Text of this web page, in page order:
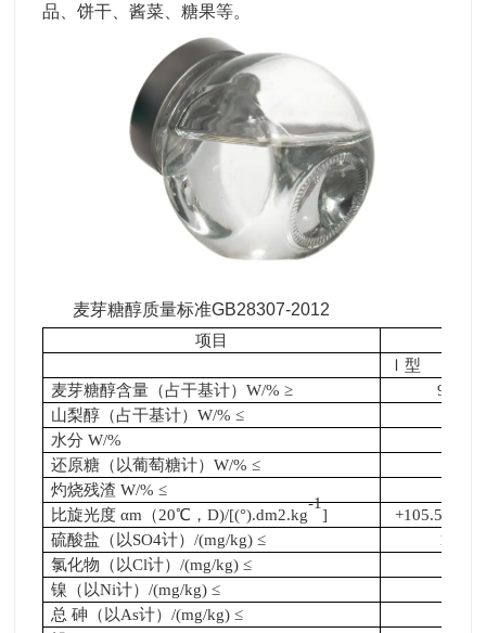
品、饼干、酱菜、糖果等。
麦芽糖醇质量标准GB28307-2012
项目
Ⅰ型
麦芽糖醇含量（占干基计）W/% ≥
98.0
山梨醇（占干基计）W/% ≤
水分 W/%
还原糖（以葡萄糖计）W/% ≤
灼烧残渣 W/% ≤
比旋光度 αm（20℃，D)/[(°).dm2.kg
-1
]
+105.5
硫酸盐（以SO4计）/(mg/kg) ≤
100
氯化物（以Cl计）/(mg/kg) ≤
镍（以Ni计）/(mg/kg) ≤
总 砷（以As计）/(mg/kg) ≤